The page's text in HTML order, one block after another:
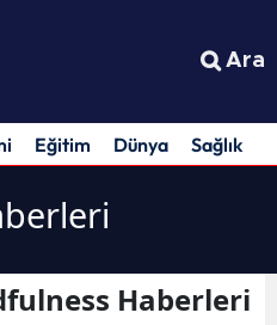
Ara
Eğitim Dünya Sağlık
Haberleri